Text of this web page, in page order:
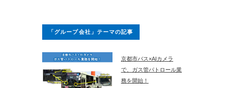
「グループ会社」テーマの記事
京都市バス×AIカメラ
で、ガス管パトロール業
務を開始！